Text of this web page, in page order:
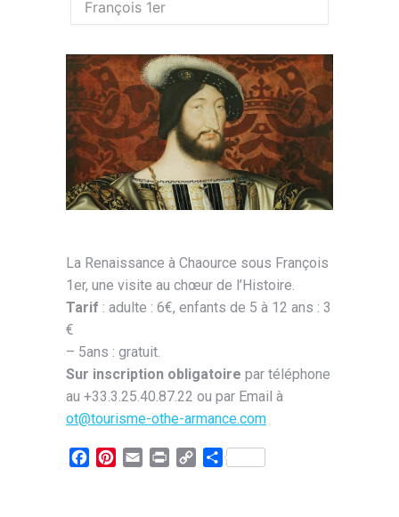
François 1er
La Renaissance à Chaource sous François
1er, une visite au chœur de l’Histoire.
Tarif : adulte : 6€, enfants de 5 à 12 ans : 3
€
– 5ans : gratuit.
Sur inscription obligatoire par téléphone
au +33.3.25.40.87.22 ou par Email à
ot@tourisme-othe-armance.com
Facebook
Pinterest
Email Print
CopyPartager